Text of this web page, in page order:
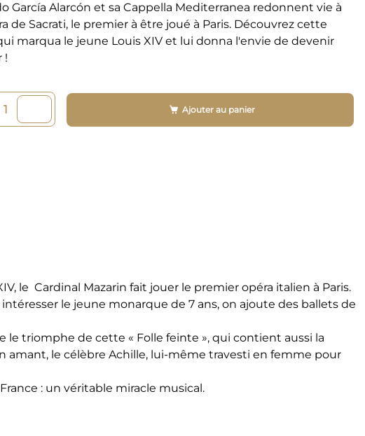
García Alarcón et sa Cappella Mediterranea redonnent vie à
de Sacrati, le premier à être joué à Paris. Découvrez cette
marqua le jeune Louis XIV et lui donna l'envie de devenir
!
Ajouter au panier
le Cardinal Mazarin fait jouer le premier opéra italien à Paris.
le jeune monarque de 7 ans, on ajoute des ballets de
le triomphe de cette « Folle feinte », qui contient aussi la
amant, le célèbre Achille, lui-même travesti en femme pour
: un véritable miracle musical.